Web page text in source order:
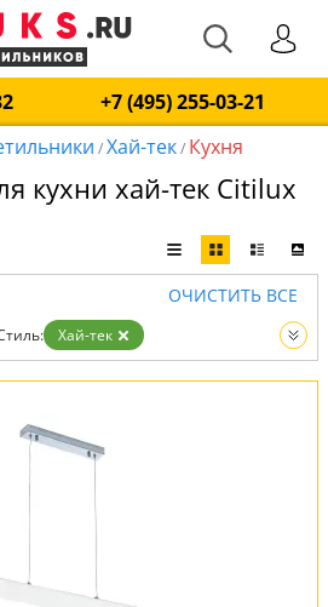
+7 (495) 255-03-21
/Хай-тек/ Кухня
кухни хай-тек Citilux
ОЧИСТИТЬ ВСЕ
Хай-тек